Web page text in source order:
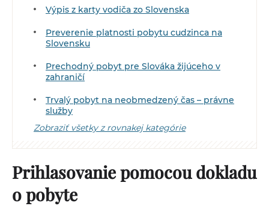
Výpis z karty vodiča zo Slovenska
Preverenie platnosti pobytu cudzinca na
Slovensku
Prechodný pobyt pre Slováka žijúceho v
zahraničí
Trvalý pobyt na neobmedzený čas – právne
služby
Zobraziť všetky z rovnakej kategórie
Prihlasovanie pomocou dokladu
o pobyte